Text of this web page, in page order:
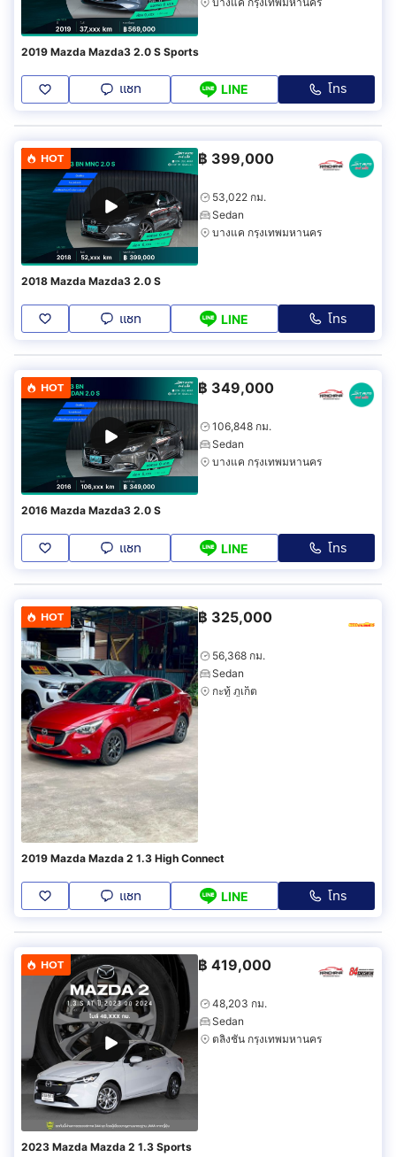
2019 Mazda Mazda3 2.0 S Sports
แชท LINE โทร
HOT ฿ 399,000
53,022 กม.
Sedan
บางแค กรุงเทพมหานคร
2018 Mazda Mazda3 2.0 S
แชท LINE โทร
HOT ฿ 349,000
106,848 กม.
Sedan
บางแค กรุงเทพมหานคร
2016 Mazda Mazda3 2.0 S
แชท LINE โทร
HOT ฿ 325,000
56,368 กม.
Sedan
กะทู้ ภูเก็ต
2019 Mazda Mazda 2 1.3 High Connect
แชท LINE โทร
HOT ฿ 419,000
48,203 กม.
Sedan
ตลิ่งชัน กรุงเทพมหานคร
2023 Mazda Mazda 2 1.3 Sports